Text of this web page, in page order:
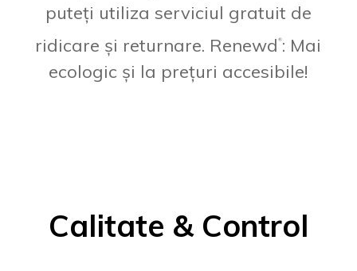
puteți utiliza serviciul gratuit de
ridicare și returnare. Renewd®: Mai
ecologic și la prețuri accesibile!
Calitate & Control